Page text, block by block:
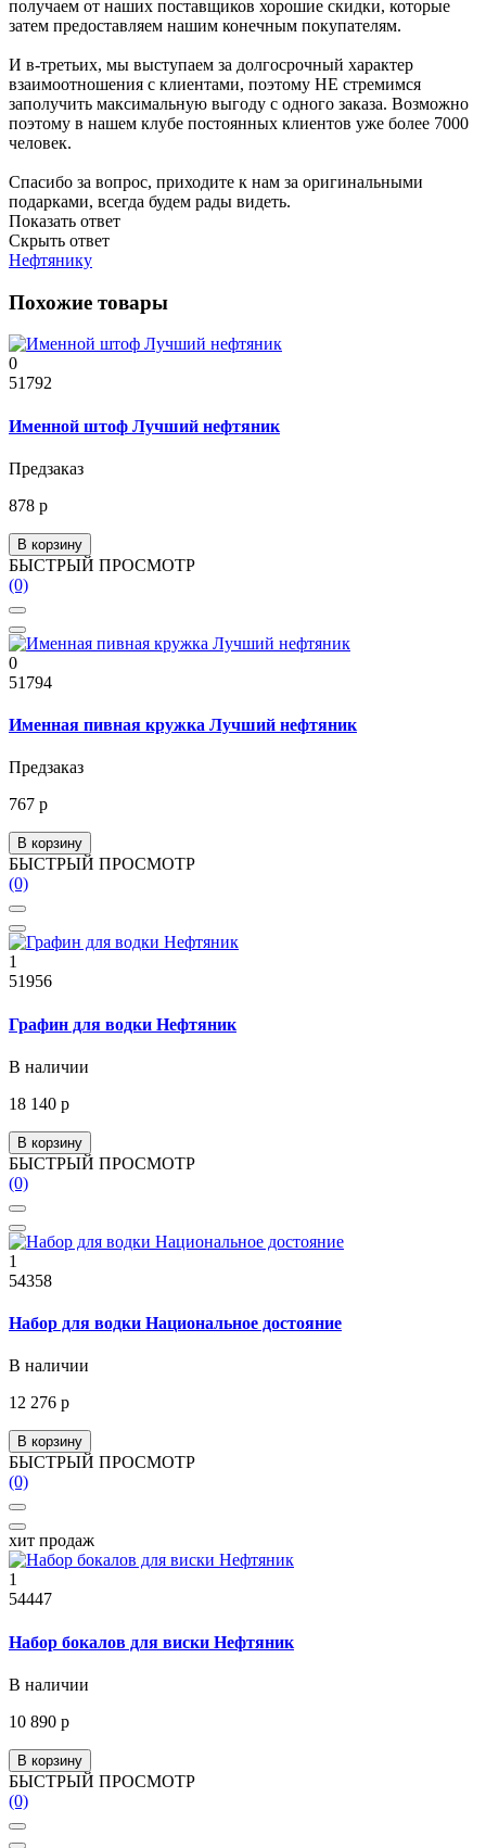
получаем от наших поставщиков хорошие скидки, которые
затем предоставляем нашим конечным покупателям.
И в-третьих, мы выступаем за долгосрочный характер
взаимоотношения с клиентами, поэтому НЕ стремимся
заполучить максимальную выгоду с одного заказа. Возможно
поэтому в нашем клубе постоянных клиентов уже более 7000
человек.
Спасибо за вопрос, приходите к нам за оригинальными
подарками, всегда будем рады видеть.
Показать ответ
Скрыть ответ
Нефтянику
Похожие товары
0
51792
Именной штоф Лучший нефтяник
Предзаказ
878 р
В корзину
БЫСТРЫЙ ПРОСМОТР
(0)
0
51794
Именная пивная кружка Лучший нефтяник
Предзаказ
767 р
В корзину
БЫСТРЫЙ ПРОСМОТР
(0)
1
51956
Графин для водки Нефтяник
В наличии
18 140 р
В корзину
БЫСТРЫЙ ПРОСМОТР
(0)
1
54358
Набор для водки Национальное достояние
В наличии
12 276 р
В корзину
БЫСТРЫЙ ПРОСМОТР
(0)
хит продаж
1
54447
Набор бокалов для виски Нефтяник
В наличии
10 890 р
В корзину
БЫСТРЫЙ ПРОСМОТР
(0)